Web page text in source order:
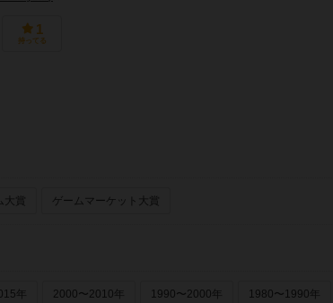
1
持ってる
賞 ゲームマーケット大賞
年 2000〜2010年 1990〜2000年 1980〜1990年